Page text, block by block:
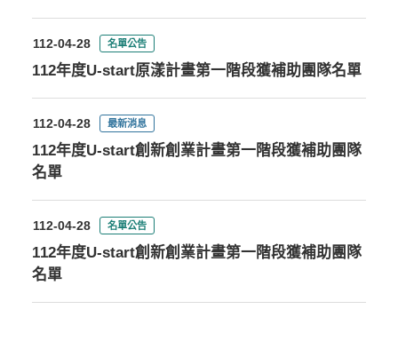
112-04-28 名單公告
112年度U-start原漾計畫第一階段獲補助團隊名單
112-04-28 最新消息
112年度U-start創新創業計畫第一階段獲補助團隊
名單
112-04-28 名單公告
112年度U-start創新創業計畫第一階段獲補助團隊
名單